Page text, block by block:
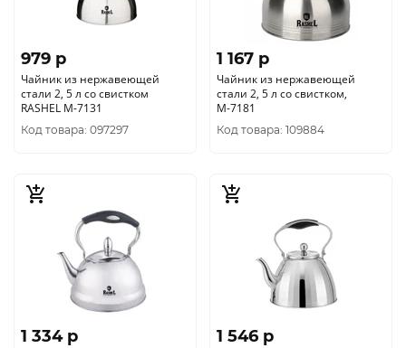
979 p
Чайник из нержавеющей
стали 2, 5 л со свистком
RASHEL М-7131
Код товара: 097297
1 167 p
Чайник из нержавеющей
стали 2, 5 л со свистком,
М-7181
Код товара: 109884
1 334 p 1 546 p